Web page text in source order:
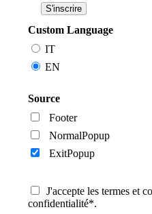
Custom Language
IT
EN
Source
Footer
NormalPopup
ExitPopup
J'accepte les termes et
confidentialité*.